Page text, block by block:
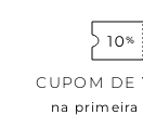
CUPOM DE
na